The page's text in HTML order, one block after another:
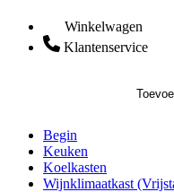
Winkelwagen
Klantenservice
Begin
Keuken
Koelkasten
Wijnklimaatkast